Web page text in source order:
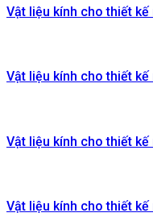
Vật liệu kính cho thiết
Vật liệu kính cho thiết
Vật liệu kính cho thiết
Vật liệu kính cho thiết